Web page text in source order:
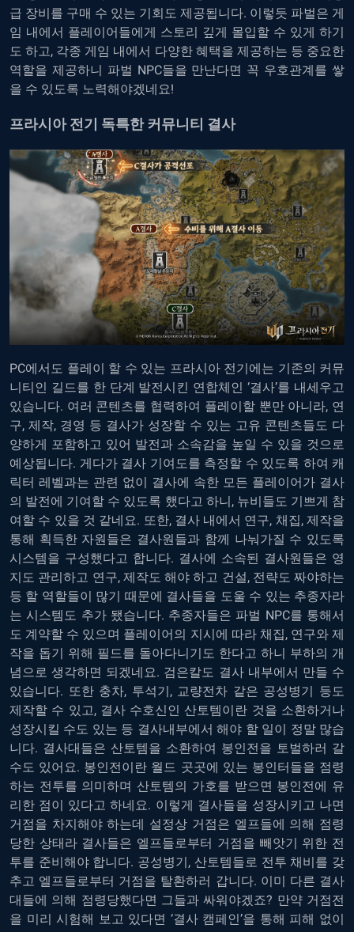
급 장비를 구매 수 있는 기회도 제공됩니다. 이렇듯 파벌은 게
임 내에서 플레이어들에게 스토리 깊게 몰입할 수 있게 하기
도 하고, 각종 게임 내에서 다양한 혜택을 제공하는 등 중요한
역할을 제공하니 파벌 NPC들을 만난다면 꼭 우호관계를 쌓
을 수 있도록 노력해야겠네요!
프라시아 전기 독특한 커뮤니티 결사
PC에서도 플레이 할 수 있는 프라시아 전기 에는 기존의 커뮤
니티인 길드를 한 단계 발전시킨 연합체인 ‘결사’를 내세우고
있습니다. 여러 콘텐츠를 협력하여 플레이할 뿐만 아니라, 연
구, 제작, 경영 등 결사가 성장할 수 있는 고유 콘텐츠들도 다
양하게 포함하고 있어 발전과 소속감을 높일 수 있을 것으로
예상됩니다. 게다가 결사 기여도를 측정할 수 있도록 하여 캐
릭터 레벨과는 관련 없이 결사에 속한 모든 플레이어가 결사
의 발전에 기여할 수 있도록 했다고 하니, 뉴비들도 기쁘게 참
여할 수 있을 것 같네요. 또한, 결사 내에서 연구, 채집, 제작을
통해 획득한 자원들은 결사원들과 함께 나눠가질 수 있도록
시스템을 구성했다고 합니다. 결사에 소속된 결사원들은 영
지도 관리하고 연구, 제작도 해야 하고 건설, 전략도 짜야하는
등 할 역할들이 많기 때문에 결사들을 도울 수 있는 추종자라
는 시스템도 추가 됐습니다. 추종자들은 파벌 NPC를 통해서
도 계약할 수 있으며 플레이어의 지시에 따라 채집, 연구와 제
작을 돕기 위해 필드를 돌아다니기도 한다고 하니 부하의 개
념으로 생각하면 되겠네요. 검은칼도 결사 내부에서 만들 수
있습니다. 또한 충차, 투석기, 교량전차 같은 공성병기 등도
제작할 수 있고, 결사 수호신인 산토템이란 것을 소환하거나
성장시킬 수도 있는 등 결사내부에서 해야 할 일이 정말 많습
니다. 결사대들은 산토템을 소환하여 봉인전을 토벌하러 갈
수도 있어요. 봉인전이란 월드 곳곳에 있는 봉인터들을 점령
하는 전투를 의미하며 산토템의 가호를 받으면 봉인전에 유
리한 점이 있다고 하네요. 이렇게 결사들을 성장시키고 나면
거점을 차지해야 하는데 설정상 거점은 엘프들에 의해 점령
당한 상태라 결사들은 엘프들로부터 거점을 빼앗기 위한 전
투를 준비해야 합니다. 공성병기, 산토템들로 전투 채비를 갖
추고 엘프들로부터 거점을 탈환하러 갑니다. 이미 다른 결사
대들에 의해 점령당했다면 그들과 싸워야겠죠? 만약 거점전
을 미리 시험해 보고 있다면 ‘결사 캠페인’을 통해 피해 없이